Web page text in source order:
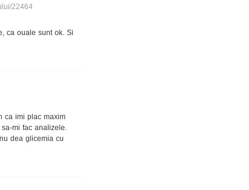
22464
ca ouale sunt ok. Si
ca imi plac maxim
mi fac analizele.
dea glicemia cu